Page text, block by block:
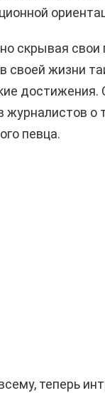
скрывая свои
своей жизни
достижения.
журналистов о
певца.
теперь